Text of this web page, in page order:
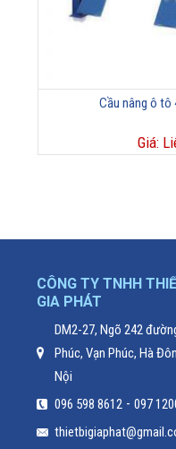
Cầu nâng ô tô
Giá:
CÔNG TY TNHH
GIA PHÁT
DM2-27, Ngõ 242
Phúc, Vạn Phúc, Hà
Nội
096 598 8612- 097